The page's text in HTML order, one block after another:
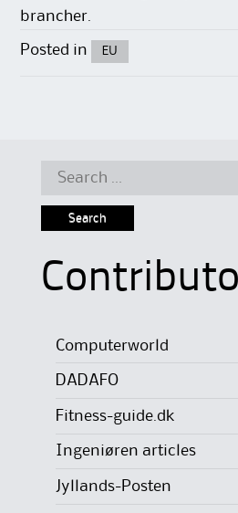
brancher.
Posted in EU
Search
Computerworld
DADAFO
Fitness-guide.dk
Ingeniøren articles
Jyllands-Posten